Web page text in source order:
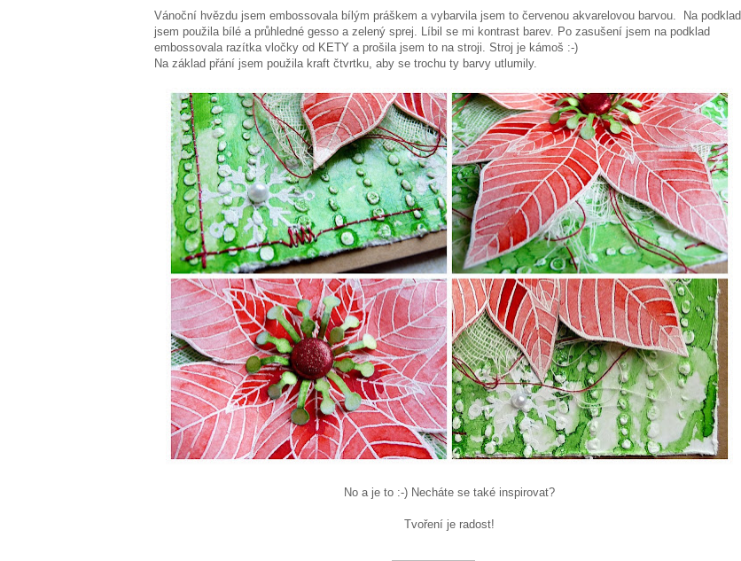
Vánoční hvězdu jsem embossovala bílým práškem a vybarvila jsem to červenou akvarelovou barvou. Na podklad
jsem použila bílé a průhledné gesso a zelený sprej. Líbil se mi kontrast barev. Po zasušení jsem na podklad
embossovala razítka vločky od KETY a prošila jsem to na stroji. Stroj je kámoš :-)
Na základ přání jsem použila kraft čtvrtku, aby se trochu ty barvy utlumily.
No a je to :-) Necháte se také inspirovat?
Tvoření je radost!